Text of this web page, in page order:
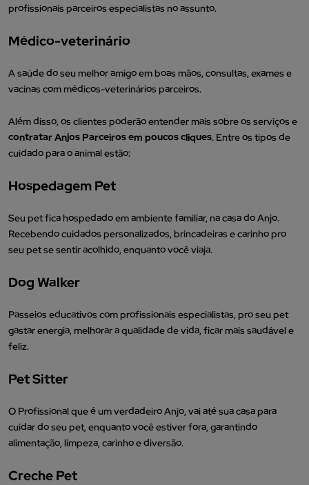
profissionais parceiros especialistas no assunto.
Médico-veterinário
A saúde do seu melhor amigo em boas mãos, consultas, exames e
vacinas com médicos-veterinários parceiros.
Além disso, os clientes poderão entender mais sobre os serviços e
contratar Anjos Parceiros em poucos cliques. Entre os tipos de
cuidado para o animal estão:
Hospedagem Pet
Seu pet fica hospedado em ambiente familiar, na casa do Anjo.
Recebendo cuidados personalizados, brincadeiras e carinho pro
seu pet se sentir acolhido, enquanto você viaja.
Dog Walker
Passeios educativos com profissionais especialistas, pro seu pet
gastar energia, melhorar a qualidade de vida, ficar mais saudável e
feliz.
Pet Sitter
O Profissional que é um verdadeiro Anjo, vai até sua casa para
cuidar do seu pet, enquanto você estiver fora, garantindo
alimentação, limpeza, carinho e diversão.
Creche Pet